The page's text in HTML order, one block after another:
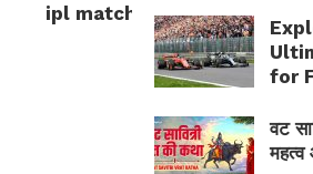
for
वट
महत्व
ipl match tomorrow: कल का
और सलाह
10.04.2026